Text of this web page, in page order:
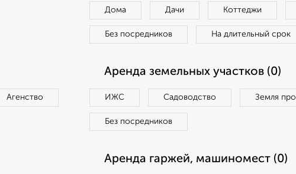
Дома Дачи Коттеджи
Без посредников На длительный срок
Агенство
Аренда земельных участков (0)
ИЖС Садоводство Земля
Без посредников
Аренда гаржей, машиномест (0)